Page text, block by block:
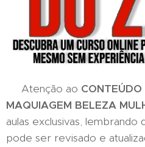
Atenção ao
MAQUIAGEM BELEZA
aulas exclusivas,
pode ser revisado e